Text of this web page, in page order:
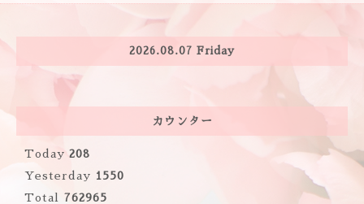
2026.08.07 Friday
カウンター
Today 208
Yesterday 1550
Total 762965